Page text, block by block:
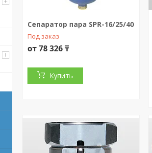
Сепаратор пара SPR-16/25/40
Под заказ
от 78 326 ₸
Купить